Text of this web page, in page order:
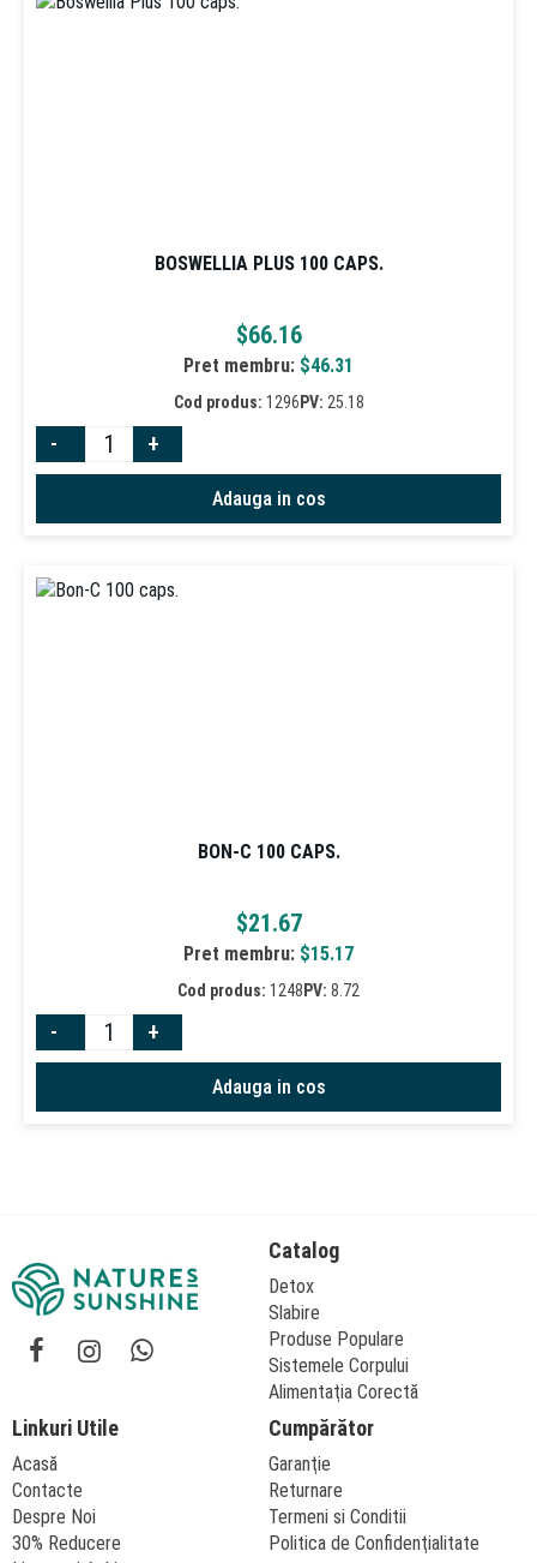
BOSWELLIA PLUS 100 CAPS.
$66.16
Pret membru: $46.31
Cod produs: 1296 PV: 25.18
- +
Adauga in cos
BON-C 100 CAPS.
$21.67
Pret membru: $15.17
Cod produs: 1248 PV: 8.72
- +
Adauga in cos
Catalog
Detox
Slabire
Produse Populare
Sistemele Corpului
Alimentaţia Corectă
Linkuri Utile
Acasă
Contacte
Despre Noi
30% Reducere
Cumpărător
Garanţie
Returnare
Termeni si Conditii
Politica de Confidenţialitate